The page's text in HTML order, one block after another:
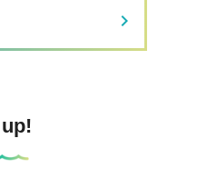
keyboard_arrow_right